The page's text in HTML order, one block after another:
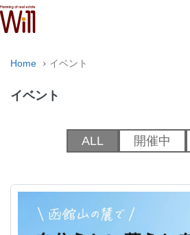
Home イベント
イベント
ALL 開催中